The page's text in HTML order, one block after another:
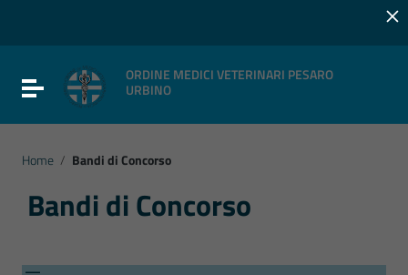
Attiva / disattiva la navigazione
ORDINE MEDICI VETERINARI PESARO
URBINO
Home / Bandi di Concorso
Bandi di Concorso
×